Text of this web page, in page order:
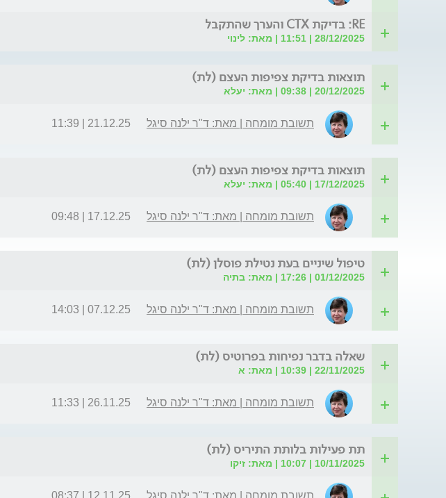
RE: בדיקת CTX והערך שהתקבל
28/12/2025 | 11:51 | מאת: לינוי
תוצאות בדיקת צפיפות העצם (לת)
20/12/2025 | 09:38 | מאת: יעלא
תשובת מומחה | מאת: ד"ר ילנה סיגל 21.12.25 | 11:39
תוצאות בדיקת צפיפות העצם (לת)
17/12/2025 | 05:40 | מאת: יעלא
תשובת מומחה | מאת: ד"ר ילנה סיגל 17.12.25 | 09:48
טיפול שיניים בעת נטילת פוסלן (לת)
01/12/2025 | 17:26 | מאת: בתיה
תשובת מומחה | מאת: ד"ר ילנה סיגל 07.12.25 | 14:03
שאלה בדבר נפיחות בפרוטיס (לת)
22/11/2025 | 10:39 | מאת: א
תשובת מומחה | מאת: ד"ר ילנה סיגל 26.11.25 | 11:33
תת פעילות בלותת התיריס (לת)
10/11/2025 | 10:07 | מאת: זיקו
תשובת מומחה | מאת: ד"ר ילנה סיגל 12.11.25 | 08:37